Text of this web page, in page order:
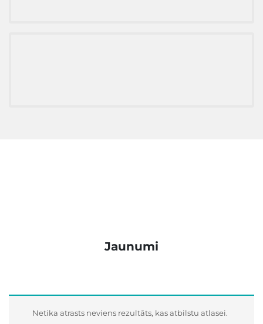
Jaunumi
Netika atrasts neviens rezultāts, kas atbilstu atlasei.